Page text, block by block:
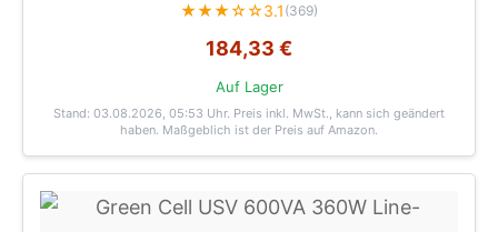
★★★☆☆3.1 (369)
184,33 €
Auf Lager
Stand: 03.08.2026, 05:53 Uhr. Preis inkl. MwSt., kann sich geändert
haben. Maßgeblich ist der Preis auf Amazon.